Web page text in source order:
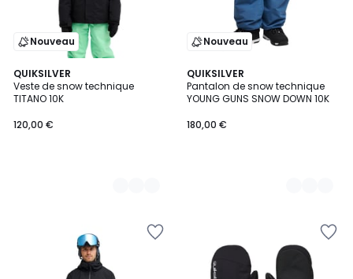
Nouveau
QUIKSILVER
Veste de snow technique
TITANO 10K
120,00 €
3
Couleurs
Nouveau
QUIKSILVER
Pantalon de snow technique
YOUNG GUNS SNOW DOWN 10K
180,00 €
2
Couleurs